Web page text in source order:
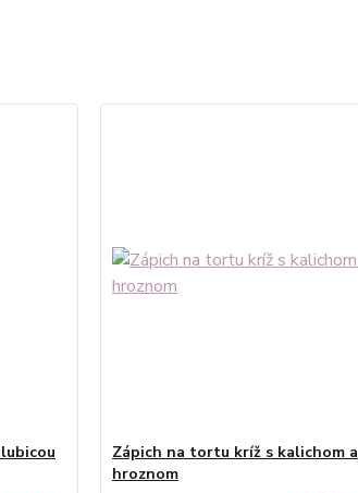
Zápich na tortu kríž s kalichom a
hroznom